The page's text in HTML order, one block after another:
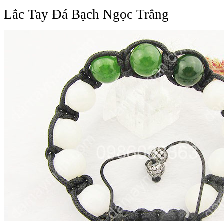
Lắc Tay Đá Bạch Ngọc Trắng